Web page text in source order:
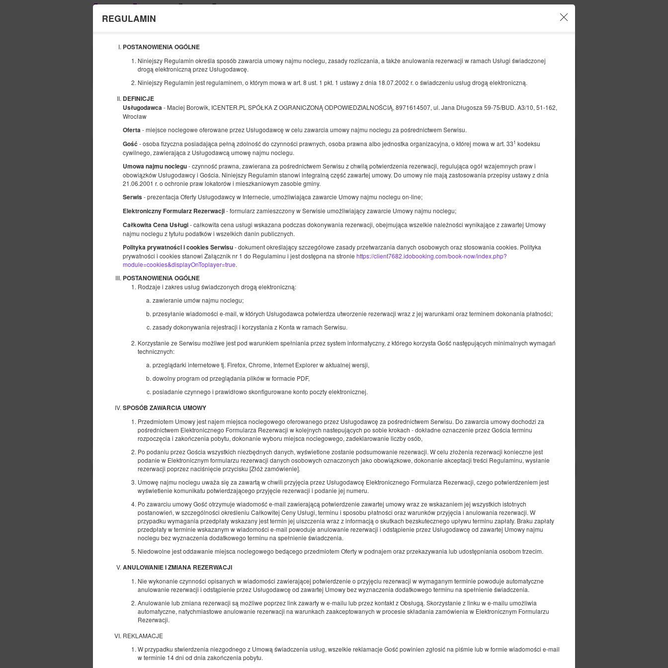
REGULAMIN
POSTANOWIENIA OGÓLNE
Niniejszy Regulamin określa sposób zawarcia umowy najmu noclegu, zasady rozliczania, a także anulowania rezerwacji w ramach Usługi świadczonej
drogą elektroniczną przez Usługodawcę.
Niniejszy Regulamin jest regulaminem, o którym mowa w art. 8 ust. 1 pkt. 1 ustawy z dnia 18.07.2002 r. o świadczeniu usług drogą elektroniczną.
DEFINICJE
Usługodawca - Maciej Borowik, ICENTER.PL SPÓŁKA Z OGRANICZONĄ ODPOWIEDZIALNOŚCIĄ, 8971614507, ul. Jana Długosza 59-75/BUD. A3/10, 51-162,
Wrocław
Oferta - miejsce noclegowe oferowane przez Usługodawcę w celu zawarcia umowy najmu noclegu za pośrednictwem Serwisu.
Gość - osoba fizyczna posiadająca pełną zdolność do czynności prawnych, osoba prawna albo jednostka organizacyjna, o której mowa w art. 331 kodeksu
cywilnego, zawierająca z Usługodawcą umowę najmu noclegu.
Umowa najmu noclegu- czynność prawna, zawierana za pośrednictwem Serwisu z chwilą potwierdzenia rezerwacji, regulująca ogół wzajemnych praw i
obowiązków Usługodawcy i Gościa. Niniejszy Regulamin stanowi integralną część zawartej umowy. Do umowy nie mają zastosowania przepisy ustawy z dnia
21.06.2001 r. o ochronie praw lokatorów i mieszkaniowym zasobie gminy.
Serwis - prezentacja Oferty Usługodawcy w Internecie, umożliwiająca zawarcie Umowy najmu noclegu on-line;
Elektroniczny Formularz Rezerwacji- formularz zamieszczony w Serwisie umożliwiający zawarcie Umowy najmu noclegu;
Całkowita Cena Usługi- całkowita cena usługi wskazana podczas dokonywania rezerwacji, obejmująca wszelkie należności wynikające z zawartej Umowy
najmu noclegu z tytułu podatków i wszelkich danin publicznych.
Polityka prywatności i cookies Serwisu- dokument określający szczegółowe zasady przetwarzania danych osobowych oraz stosowania cookies. Polityka
prywatności i cookies stanowi Załącznik nr 1 do Regulaminu i jest dostępna na stronie https://client7682.idobooking.com/book-now/index.php?
module=cookies&displayOnToplayer=true.
POSTANOWIENIA OGÓLNE
Rodzaje i zakres usług świadczonych drogą elektroniczną:
zawieranie umów najmu noclegu;
przesyłanie wiadomości e-mail, w których Usługodawca potwierdza utworzenie rezerwacji wraz z jej warunkami oraz terminem dokonania płatności;
zasady dokonywania rejestracji i korzystania z Konta w ramach Serwisu.
Korzystanie ze Serwisu możliwe jest pod warunkiem spełniania przez system informatyczny, z którego korzysta Gość następujących minimalnych wymagań
technicznych:
przeglądarki internetowe tj. Firefox, Chrome, Internet Explorer w aktualnej wersji,
dowolny program od przeglądania plików w formacie PDF,
posiadanie czynnego i prawidłowo skonfigurowane konto poczty elektronicznej.
SPOSÓB ZAWARCIA UMOWY
Przedmiotem Umowy jest najem miejsca noclegowego oferowanego przez Usługodawcę za pośrednictwem Serwisu. Do zawarcia umowy dochodzi za
pośrednictwem Elektronicznego Formularza Rezerwacji w kolejnych nastepujących po sobie krokach - dokładne oznaczenie przez Gościa terminu
rozpoczęcia i zakończenia pobytu, dokonanie wyboru miejsca noclegowego, zadeklarowanie liczby osób,
Po podaniu przez Gościa wszystkich niezbędnych danych, wyświetlone zostanie podsumowanie rezerwacji. W celu złożenia rezerwacji konieczne jest
podanie w Elektronicznym formularzu rezerwacji danych osobowych oznaczonych jako obowiązkowe, dokonanie akceptacji treści Regulaminu, wysłanie
rezerwacji poprzez naciśnięcie przycisku [Złóż zamówienie].
Umowę najmu noclegu uważa się za zawartą w chwili przyjęcia przez Usługodawcę Elektronicznego Formularza Rezerwacji, czego potwierdzeniem jest
wyświetlenie komunikatu potwierdzającego przyjęcie rezerwacji i podanie jej numeru.
Po zawarciu umowy Gość otrzymuje wiadomość e-mail zawierającą potwierdzenie zawartej umowy wraz ze wskazaniem jej wszystkich istotnych
postanowień, w szczególności określeniu Całkowitej Ceny Usługi, terminu i sposobu płatności oraz warunków przyjęcia i anulowania rezerwacji. W
przypadku wymagania przedpłaty wskazany jest termin jej uiszczenia wraz z informacją o skutkach bezskutecznego upływu terminu zapłaty. Braku zapłaty
przedpłaty w terminie wskazanym w wiadomości e-mail powoduje anulowanie rezerwacji i odstąpienie przez Usługodawcę od zawartej Umowy najmu
noclegu bez wyznaczenia dodatkowego terminu na spełnienie świadczenia.
Niedowolne jest oddawanie miejsca noclegowego bedącego przedmiotem Oferty w podnajem oraz przekazywania lub udostępniania osobom trzecim.
ANULOWANIE I ZMIANA REZERWACJI
Nie wykonanie czynności opisanych w wiadomości zawierającej potwierdzenie o przyjęciu rezerwacji w wymaganym terminie powoduje automatyczne
anulowanie rezerwacji i odstąpienie przez Usługodawcę od zawartej Umowy bez wyznaczenia dodatkowego terminu na spełnienie świadczenia.
Anulowanie lub zmiana rezerwacji są możliwe poprzez link zawarty w e-mailu lub przez kontakt z Obsługą. Skorzystanie z linku w e-mailu umożliwia
automatyczne, natychmiastowe anulowanie rezerwacji na warunkach zaakceptowanych w procesie składania zamówienia w Elektronicznym Formularzu
Rezerwacji.
REKLAMACJE
W przypadku stwierdzenia niezgodnego z Umową świadczenia usług, wszelkie reklamacje Gość powinien zgłosić na piśmie lub w formie wiadomości e-mail
w terminie 14 dni od dnia zakończenia pobytu.
SIERPNIA
12
SIERPNIA
2
Apartament Gaja
Dostępna liczba: 1
1 duże łóżko podwójne (Queen), 1 sofa
2 osoby / 2 noce
Przedpłata 100% Wymagana minimalna długość rezerwacji to 2 doby
Dowolny koniec rezerwacji
Oferta częściowo zwrotna ? Wybierz
Strona korzysta z plików cookie w celu realizacji usług zgodnie zPolityką dotyczącą cookies
Bezpieczeństwo
Najwyższy poziom bezpieczeństwa zapewnia
zgodność ze standardem PCI DSS.
Wygoda
Bezpośrednia rezerwacja to gwarancja
dostępności pokoju i pełna oferta.
Rezerwacja przez nasz system to lepsze
warunki rezerwacji, bez dodatkowych prowizji.
KOD RABATOWY